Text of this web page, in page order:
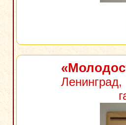
Ленинград,